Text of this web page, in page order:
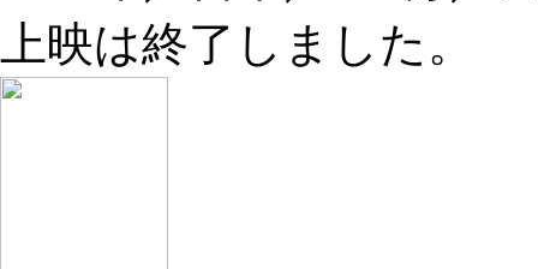
上映は終了しました。